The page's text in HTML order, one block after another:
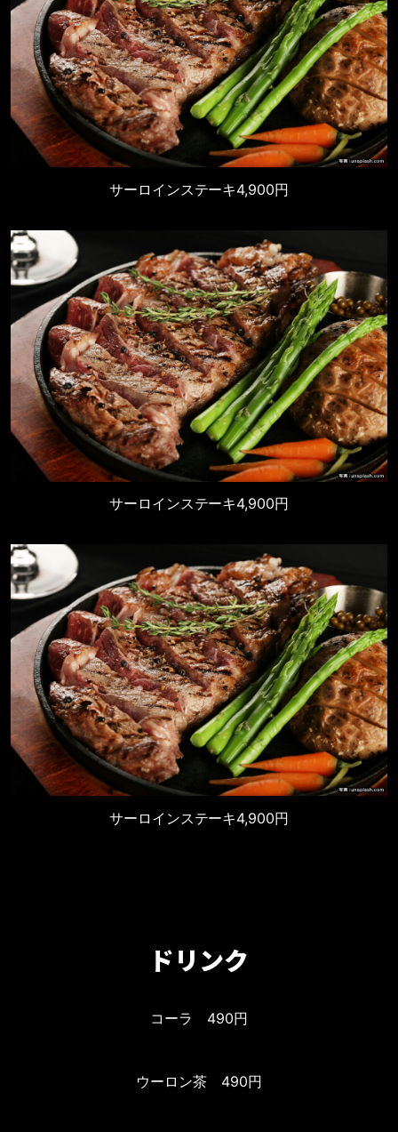
サーロインステーキ4,900円
サーロインステーキ4,900円
サーロインステーキ4,900円
ドリンク
コーラ 490円
ウーロン茶 490円